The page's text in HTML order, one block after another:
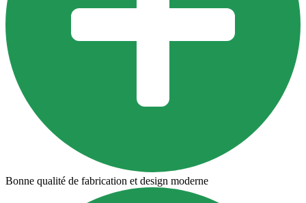
Bonne qualité de fabrication et design moderne